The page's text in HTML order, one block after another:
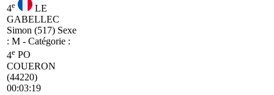
4e
LE
GABELLEC
Simon (517) Sexe
: M - Catégorie :
4e PO
COUERON
(44220)
00:03:19